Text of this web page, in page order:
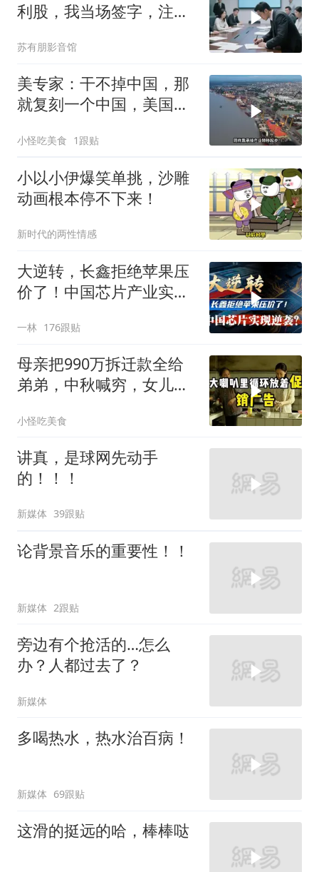
利股，我当场签字，注销
苏有朋影音馆
美专家：干不掉中国，那
就复刻一个中国，美国看
小怪吃美食 1跟贴
小以小伊爆笑单挑，沙雕
动画根本停不下来！
新时代的两性情感
大逆转，长鑫拒绝苹果压
价了！中国芯片产业实现
一林 176跟贴
母亲把990万拆迁款全给
弟弟，中秋喊穷，女儿笑
小怪吃美食
讲真，是球网先动手
的！！！
新媒体 39跟贴
论背景音乐的重要性！！
新媒体 2跟贴
旁边有个抢活的…怎么
办？人都过去了？
新媒体
多喝热水，热水治百病！
新媒体 69跟贴
这滑的挺远的哈，棒棒哒